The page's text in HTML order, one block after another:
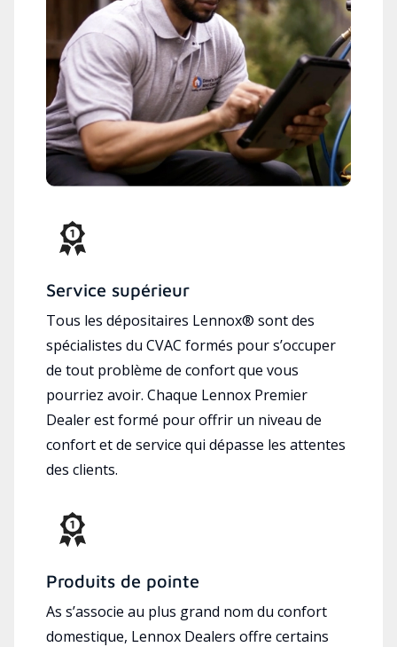
Service supérieur
Tous les dépositaires Lennox® sont des
spécialistes du CVAC formés pour s’occuper
de tout problème de confort que vous
pourriez avoir. Chaque Lennox Premier
Dealer est formé pour offrir un niveau de
confort et de service qui dépasse les attentes
des clients.
Produits de pointe
As s’associe au plus grand nom du confort
domestique, Lennox Dealers offre certains